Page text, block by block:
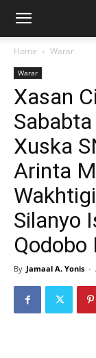
Home Warar
Warar
Xasan
Xuska
Arinta
Silanyo
Qodobo
By Jamaal A. Yonis -